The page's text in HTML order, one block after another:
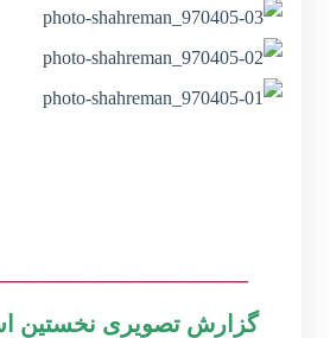
گزارش تصویری نخستين